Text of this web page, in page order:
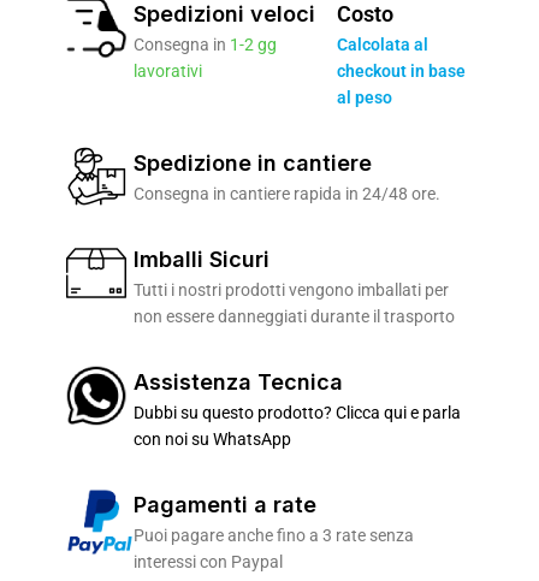
Spedizioni veloci
Consegna in 1-2 gg
lavorativi
Costo
Calcolata al
checkout in base
al peso
Spedizione in cantiere
Consegna in cantiere rapida in 24/48 ore.
Imballi Sicuri
Tutti i nostri prodotti vengono imballati per
non essere danneggiati durante il trasporto
Assistenza Tecnica
Dubbi su questo prodotto? Clicca qui e parla
con noi su WhatsApp
Pagamenti a rate
Puoi pagare anche fino a 3 rate senza
interessi con Paypal